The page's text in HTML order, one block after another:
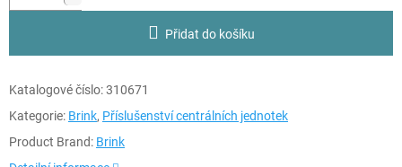
Přidat do košíku
Katalogové číslo:310671
Kategorie: Brink, Příslušenství centrálních jednotek
Product Brand: Brink